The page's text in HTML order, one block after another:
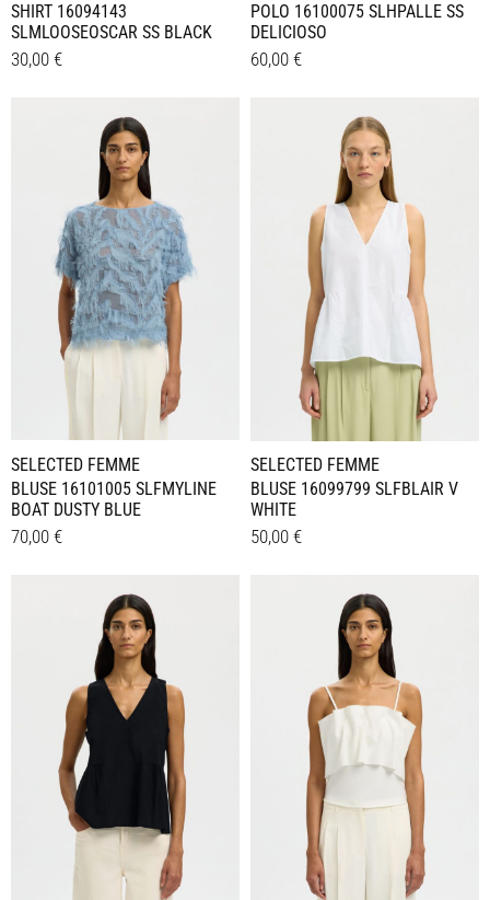
SHIRT 16094143
SLMLOOSEOSCAR SS BLACK
30,00 €
Produkt
mehrere
Varianten
auf.
Die
Optionen
können
auf
der
Produktseite
gewählt
POLO 16100075 SLHPALLE SS
DELICIOSO
60,00 €
Produkt
mehrere
Varianten
auf.
Optionen
können
auf
der
Produktseite
gewählt
werden
SELECTED FEMME
BLUSE 16101005 SLFMYLINE
BOAT DUSTY BLUE
70,00 €
Produkt
mehrere
Varianten
auf.
Die
Optionen
können
auf
der
SELECTED FEMME
BLUSE 16099799 SLFBLAIR V
WHITE
50,00 €
Produkt
mehrere
Varianten
auf.
Die
Optionen
können
auf
der
Produktseite
gewählt